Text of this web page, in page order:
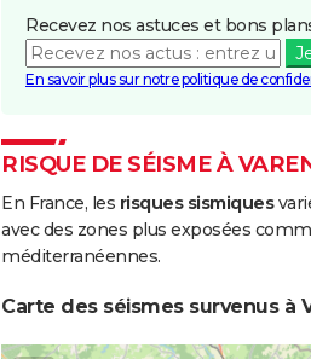
Recevez nos astuces et bons
En savoir plus sur notre politique de
RISQUE DE SÉISME À
En France, les risques sismiques
avec des zones plus exposées
méditerranéennes.
Carte des séismes survenus à